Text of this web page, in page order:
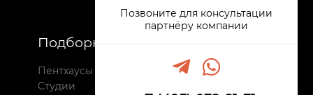
Подборки
Пентхаусы
Студии
Недвижимость
Все комплексы
Позвоните для консультации
партнёру компании